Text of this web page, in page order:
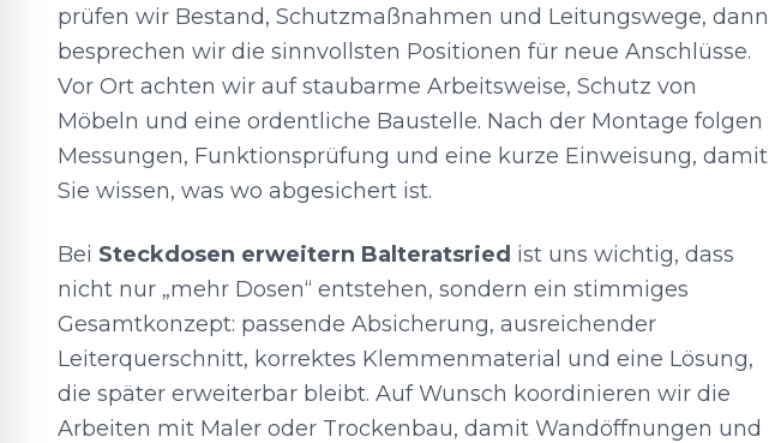
prüfen wir Bestand, Schutzmaßnahmen und Leitungswege, dann
besprechen wir die sinnvollsten Positionen für neue Anschlüsse.
Vor Ort achten wir auf staubarme Arbeitsweise, Schutz von
Möbeln und eine ordentliche Baustelle. Nach der Montage folgen
Messungen, Funktionsprüfung und eine kurze Einweisung, damit
Sie wissen, was wo abgesichert ist.
Bei Steckdosen erweitern Balteratsried ist uns wichtig, dass
nicht nur „mehr Dosen“ entstehen, sondern ein stimmiges
Gesamtkonzept: passende Absicherung, ausreichender
Leiterquerschnitt, korrektes Klemmenmaterial und eine Lösung,
die später erweiterbar bleibt. Auf Wunsch koordinieren wir die
Arbeiten mit Maler oder Trockenbau, damit Wandöffnungen und